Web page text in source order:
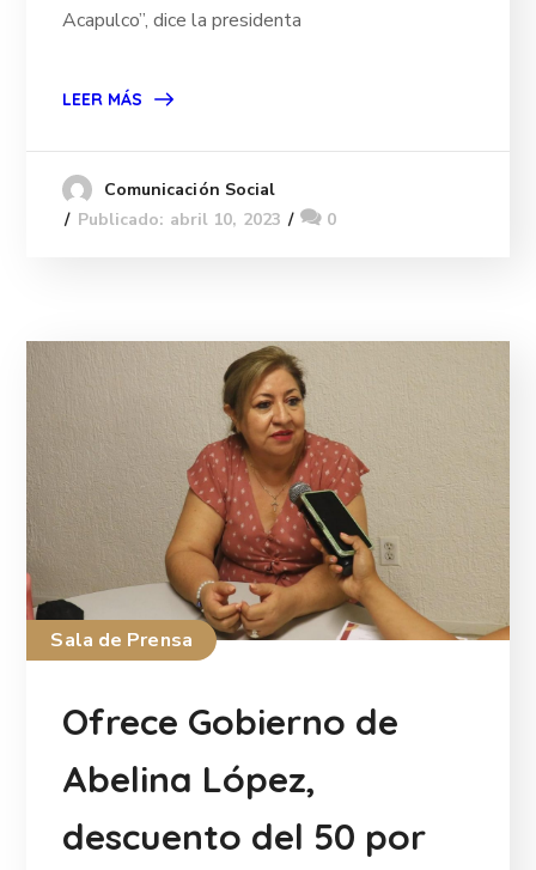
Acapulco”, dice la presidenta
LEER MÁS
Comunicación Social
Publicado: abril 10, 2023
0
Sala de Prensa
Ofrece Gobierno de
Abelina López,
descuento del 50 por